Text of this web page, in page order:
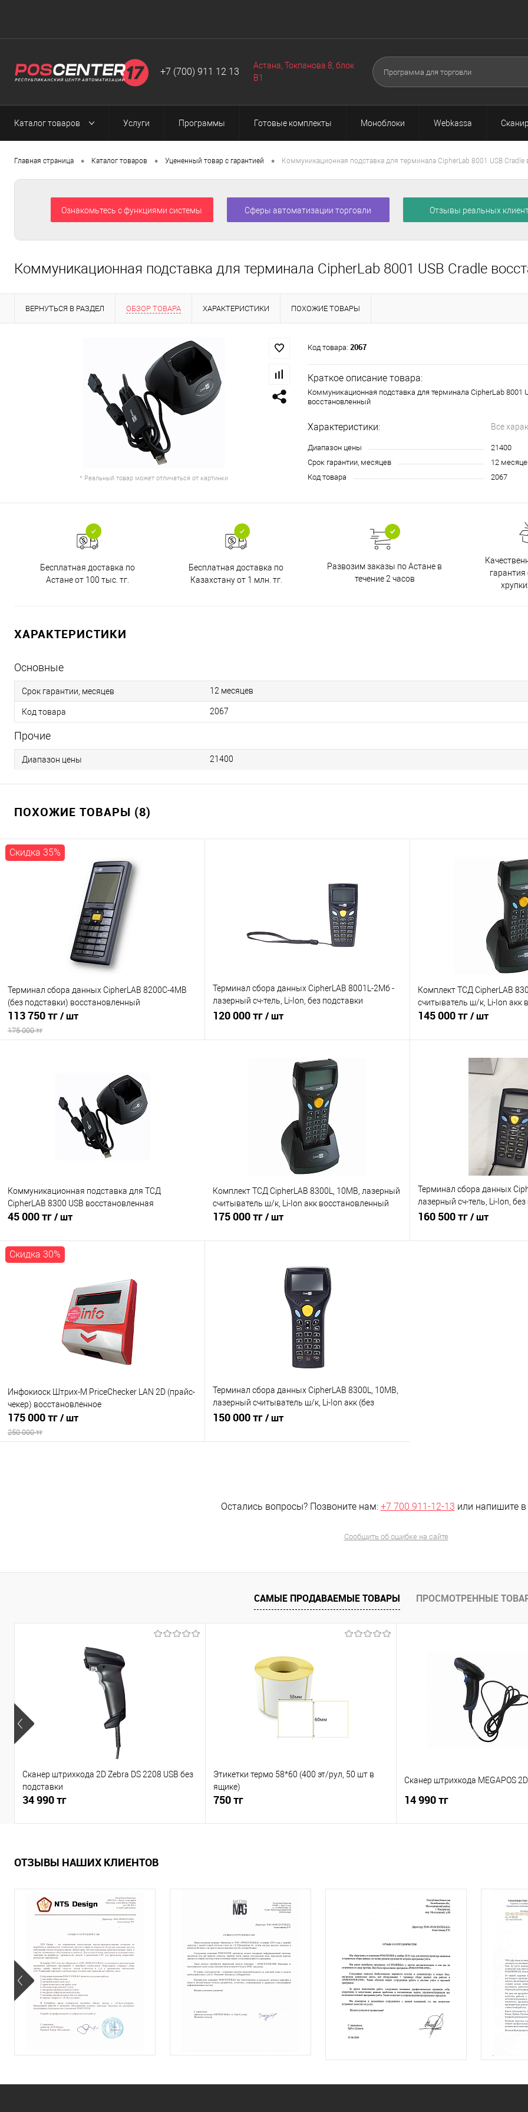
+7 (700) 911 12 13
Астана, Токпанова 8, блок
B1
Каталог товаров Услуги Программы Готовые комплекты Моноблоки Webkassa
Главная страница • Каталог товаров • Уцененный товар с гарантией • Коммуникационная подставка для терминала CipherLab 8001 USB Cradle
Ознакомьтесь с функциями системы Сферы автоматизации торговли Отзывы реальных
Коммуникационная подставка для терминала CipherLab 8001 USB Cradle
ВЕРНУТЬСЯ В РАЗДЕЛ ОБЗОР ТОВАРА ХАРАКТЕРИСТИКИ ПОХОЖИЕ ТОВАРЫ
* Реальный товар может отличаться от картинки
Код товара: 2067
Краткое описание товара:
Коммуникационная подставка для терминала CipherLab 8001
восстановленный
Характеристики: Все
Диапазон цены
21400
Срок гарантии, месяцев
12
Код товара
2067
Бесплатная доставка по
Астане от 100 тыс. тг.
Бесплатная доставка по
Казахстану от 1 млн. тг.
Развозим заказы по Астане в
течение 2 часов
гарантия
ХАРАКТЕРИСТИКИ
Основные
Срок гарантии, месяцев 12 месяцев
Код товара 2067
Прочие
Диапазон цены 21400
ПОХОЖИЕ ТОВАРЫ (8)
Скидка 35%
Терминал сбора данных CipherLAB 8200C-4MB
(без подставки) восстановленный
113 750 тг/ шт
175 000 тг
Купить в 1 клик
Сравнение
В наличии
Терминал сбора данных CipherLAB 8001L-2Mб -
лазерный сч-тель, Li-Ion, без подставки
восстановленный
120 000 тг/ шт
В корзину
Сравнение
цену!
Комплект ТСД CipherLAB
считыватель ш/к, Li-Ion акк
145 000 тг/ шт
В
Коммуникационная подставка для ТСД
CipherLAB 8300 USB восстановленная
45 000 тг/ шт
Купить в 1 клик
Сравнение
В наличии
Комплект ТСД CipherLAB 8300L, 10MB, лазерный
считыватель ш/к, Li-Ion акк восстановленный
175 000 тг/ шт
В корзину
цену!
Терминал сбора данных
лазерный сч-тель, Li-Ion,
восстановленный
160 500 тг/ шт
Скидка 30%
Инфокиоск Штрих-М PriceChecker LAN 2D (прайс-
чекер) восстановленное
175 000 тг/ шт
250 000 тг
Терминал сбора данных CipherLAB 8300L, 10MB,
лазерный считыватель ш/к, Li-Ion акк (без
подставки) восстановленный
150 000 тг/ шт
Купить в 1 клик
Сравнение
Остались вопросы? Позвоните нам: +7 700 911-12-13 или напишите в
Сообщить об ошибке на сайте
САМЫЕ ПРОДАВАЕМЫЕ ТОВАРЫ ПРОСМОТРЕННЫЕ
Сканер штрихкода 2D Zebra DS 2208 USB без
подставки
34 990 тг
Этикетки термо 58*60 (400 эт/рул, 50 шт в
ящике)
750 тг
Сканер штрихкода MEGAPOS
14 990 тг
ОТЗЫВЫ НАШИХ КЛИЕНТОВ